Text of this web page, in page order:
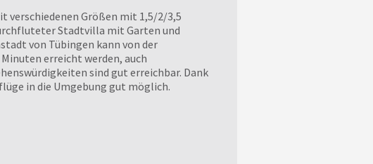
Größen mit 1,5/2/3,5
Stadtvilla mit Garten und
von Tübingen kann von der
erreicht werden, auch
sind gut erreichbar. Dank
in die Umgebung gut möglich.